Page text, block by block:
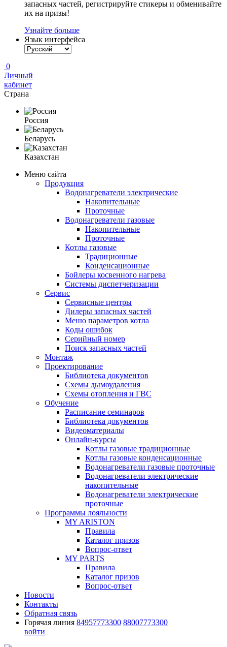
запасных частей, регистрируйте стикеры и обменивайте
их на призы!
Узнайте больше
Язык интерфейса
0
Личный
кабинет
Страна
Россия
Беларусь
Казахстан
Меню сайта
Продукция
Водонагреватели электрические
Накопительные
Проточные
Водонагреватели газовые
Накопительные
Проточные
Котлы газовые
Традиционные
Конденсационные
Бойлеры косвенного нагрева
Системы диспетчеризации
Сервис
Сервисные центры
Дилеры запасных частей
Меню параметров котла
Коды ошибок
Серийный номер
Поиск запасных частей
Монтаж
Проектирование
Библиотека документов
Схемы дымоудаления
Схемы отопления и ГВС
Обучение
Расписание семинаров
Библиотека документов
Видеоматериалы
Онлайн-курсы
Котлы газовые традиционные
Котлы газовые конденсационные
Водонагреватели газовые проточные
Водонагреватели электрические
накопительные
Водонагреватели электрические
проточные
Программы лояльности
MY ARISTON
Правила
Каталог призов
Вопрос-ответ
MY PARTS
Правила
Каталог призов
Вопрос-ответ
Новости
Контакты
Обратная связь
Горячая линия 84957773300 88007773300
войти